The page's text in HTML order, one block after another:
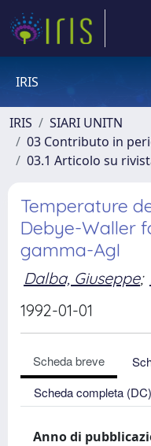
IRIS
IRIS
SIARI UNITN
03 Contributo in
03.1 Articolo su
Temperature
Debye-Waller
gamma-AgI
Dalba, Giuseppe;
1992-01-01
Scheda breve
Scheda completa (DC)
Anno di